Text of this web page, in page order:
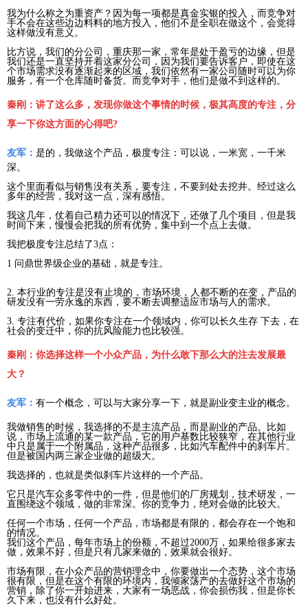
我为什么称之为重资产？因为每一项都是真金实银的投入，而竞争对
手不会在这些边边料料的地方投入，他们不是全职在做这个，会觉得
这样做没有意义。
比方说，我们的分公司，重庆那一家，常年是处于盈亏的边缘，但是
我们还是一直坚持开着这家分公司，因为我们要告诉客户，即使在这
个市场需求没有逐渐起来的区域，我们依然有一家公司随时可以为你
服务，有一个仓库随时备货。而竞争对手，他们是做不到这样的。
秦刚：讲了这么多，发现你做这个事情的时候，极其高度的专注，分
享一下你这方面的心得吧?
友军： 是的，我做这个产品，极度专注：可以说，一米宽，一千米
深。
这个里面看似与销售没有关系，要专注，不要到处去挖井。经过这么
多年的经营，我对这一点，深有感悟。
我这几年，仗着自己精力还可以的情况下，还做了几个项目，但是我
时间下来，慢慢会把我的所有优势，集中到一个点上去做。
我把极度专注总结了3点：
1 问鼎世界级企业的基础，就是专注。
2. 本行业的专注是没有止境的，市场环境，人都不断的在变，产品的
研发没有一劳永逸的东西，要不断去调整适应市场与人的需求。
3. 专注有代价，如果你专注在一个领域内，你可以长久生存 下去，在
社会的变迁中，你的抗风险能力也比较强。
秦刚：你选择这样一个小众产品，为什么敢下那么大的注去发展最
大？
友军： 有一个概念，可以与大家分享一下，就是副业变主业的概念。
我做销售的时候，我选择的不是主流产品，而是副业的产品。比如
说，市场上流通的某一款产品，它的用户基数比较狭窄，在其他行业
中只是属于一个附属品，这种产品很多，比如汽车配件中的刹车片。
但是被国内两三家企业做的超级大。
我选择的，也就是类似刹车片这样的一个产品。
它只是汽车众多零件中的一件，但是他们的厂房规划，技术研发，一
直围绕这个领域，做的非常深。你的竞争力，绝对会做的比较大。
任何一个市场，任何一个产品，市场都是有限的，都会存在一个饱和
的情况。
我们这个产品，每年市场上的份额，不超过2000万，如果给很多家去
做，效果不好，但是只有几家来做的，效果就会很好。
市场有限，在小众产品的营销理念中，你要做出一个态势，这个市场
很有限，但是在这个有限的环境内，我倾家荡产的去做好这个市场的
营销，除了你一开始进来，大家有一场恶战，你会损伤我，但是你长
久下来，也没有什么好处。